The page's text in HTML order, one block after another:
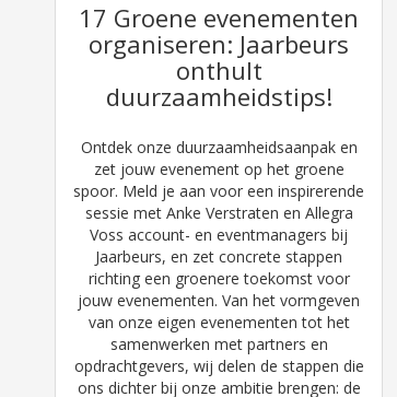
17 Groene evenementen
organiseren: Jaarbeurs
onthult
duurzaamheidstips!
Ontdek onze duurzaamheidsaanpak en
zet jouw evenement op het groene
spoor. Meld je aan voor een inspirerende
sessie met Anke Verstraten en Allegra
Voss account- en eventmanagers bij
Jaarbeurs, en zet concrete stappen
richting een groenere toekomst voor
jouw evenementen. Van het vormgeven
van onze eigen evenementen tot het
samenwerken met partners en
opdrachtgevers, wij delen de stappen die
ons dichter bij onze ambitie brengen: de